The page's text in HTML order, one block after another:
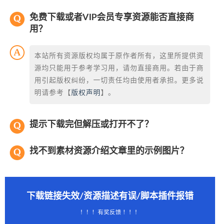
免费下载或者VIP会员专享资源能否直接商
用？
本站所有资源版权均属于原作者所有，这里所提供资
源均只能用于参考学习用，请勿直接商用。若由于商
用引起版权纠纷，一切责任均由使用者承担。更多说
明请参考【 版权声明 】。
提示下载完但解压或打开不了？
找不到素材资源介绍文章里的示例图片？
下载链接失效/资源描述有误/脚本插件报错
！！！有奖反馈 ！！！